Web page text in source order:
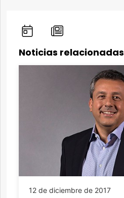
Noticias relacionadas
12 de diciembre de 2017